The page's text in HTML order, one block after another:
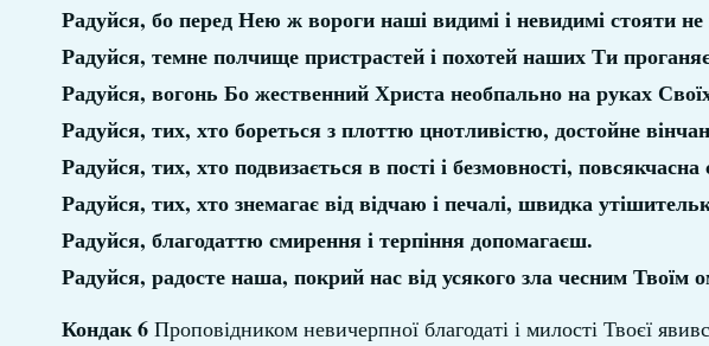
Радуйся, бо перед Нею ж вороги наші видимі і невидимі стояти
Радуйся, темне полчище пристрастей і похотей наших Ти
Радуйся, вогонь Бо жественний Христа необпально на руках
Радуйся, тих, хто бореться з плоттю цнотливістю, достойне
Радуйся, тих, хто подвизається в пості і безмовності, повсякчасна
Радуйся, тих, хто знемагає від відчаю і печалі, швидка
Радуйся, благодаттю смирення і терпіння допомагаєш.
Радуйся, радосте наша, покрий нас від усякого зла чесним Твоїм
Кондак 6Проповідником невичерпної благодаті і милості Твоєї